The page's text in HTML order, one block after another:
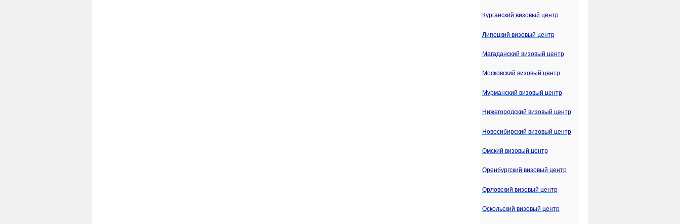
Курганский визовый центр
Липецкий визовый центр
Магаданский визовый центр
Московский визовый центр
Мурманский визовый центр
Нижегородский визовый центр
Новосибирский визовый центр
Омский визовый центр
Оренбургский визовый центр
Орловский визовый центр
Оскольский визовый центр